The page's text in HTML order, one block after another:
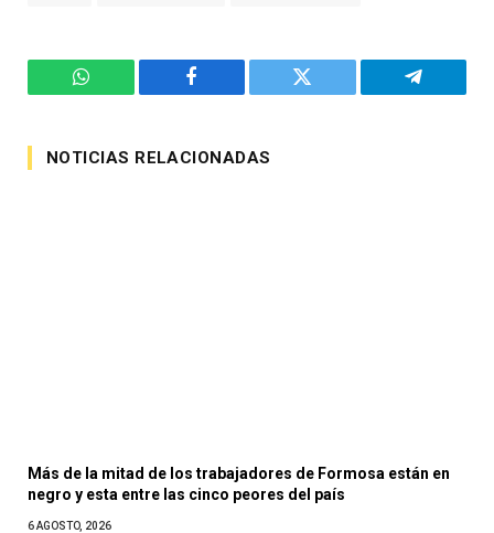
WhatsApp Facebook Twitter Telegram
NOTICIAS RELACIONADAS
Más de la mitad de los trabajadores de Formosa están en
negro y esta entre las cinco peores del país
6 AGOSTO, 2026